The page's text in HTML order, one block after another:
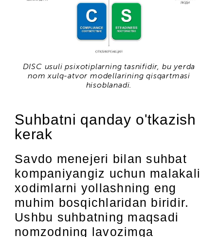
DISC usuli psixotiplarning tasnifidir, bu yerda
nom xulq-atvor modellarining qisqartmasi
hisoblanadi.
Suhbatni qanday o'tkazish
kerak
Savdo menejeri bilan suhbat
kompaniyangiz uchun malakali
xodimlarni yollashning eng
muhim bosqichlaridan biridir.
Ushbu suhbatning maqsadi
nomzodning lavozimga